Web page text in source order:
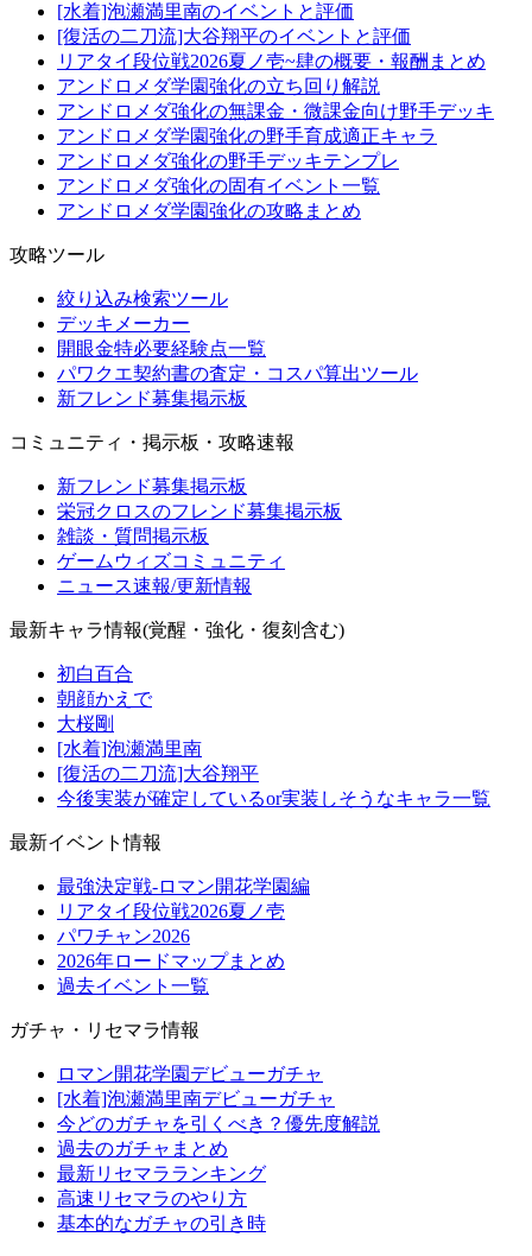
[水着]泡瀬満里南のイベントと評価
[復活の二刀流]大谷翔平のイベントと評価
リアタイ段位戦2026夏ノ壱~肆の概要・報酬まとめ
アンドロメダ学園強化の立ち回り解説
アンドロメダ強化の無課金・微課金向け野手デッキ
アンドロメダ学園強化の野手育成適正キャラ
アンドロメダ強化の野手デッキテンプレ
アンドロメダ強化の固有イベント一覧
アンドロメダ学園強化の攻略まとめ
攻略ツール
絞り込み検索ツール
デッキメーカー
開眼金特必要経験点一覧
パワクエ契約書の査定・コスパ算出ツール
新フレンド募集掲示板
コミュニティ・掲示板・攻略速報
新フレンド募集掲示板
栄冠クロスのフレンド募集掲示板
雑談・質問掲示板
ゲームウィズコミュニティ
ニュース速報/更新情報
最新キャラ情報(覚醒・強化・復刻含む)
初白百合
朝顔かえで
大桜剛
[水着]泡瀬満里南
[復活の二刀流]大谷翔平
今後実装が確定しているor実装しそうなキャラ一覧
最新イベント情報
最強決定戦-ロマン開花学園編
リアタイ段位戦2026夏ノ壱
パワチャン2026
2026年ロードマップまとめ
過去イベント一覧
ガチャ・リセマラ情報
ロマン開花学園デビューガチャ
[水着]泡瀬満里南デビューガチャ
今どのガチャを引くべき？優先度解説
過去のガチャまとめ
最新リセマラランキング
高速リセマラのやり方
基本的なガチャの引き時